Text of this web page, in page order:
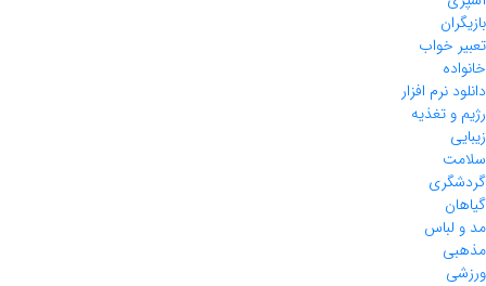
بازیگران
تعبیر خواب
خانواده
دانلود نرم افزار
رژیم و تغذیه
زیبایی
سلامت
گردشگری
گیاهان
مد و لباس
مذهبی
ورزشی